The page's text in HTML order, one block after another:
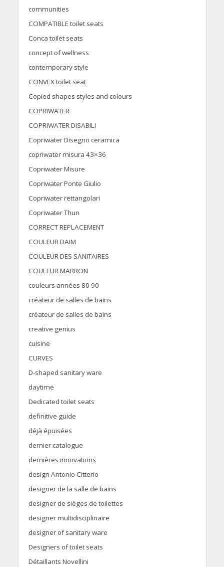
communities
COMPATIBLE toilet seats
Conca toilet seats
concept of wellness
contemporary style
CONVEX toilet seat
Copied shapes styles and colours
COPRIWATER
COPRIWATER DISABILI
Copriwater Disegno ceramica
copriwater misura 43×36
Copriwater Misure
Copriwater Ponte Giulio
Copriwater rettangolari
Copriwater Thun
CORRECT REPLACEMENT
COULEUR DAIM
COULEUR DES SANITAIRES
COULEUR MARRON
couleurs années 80 90
créateur de salles de bains
créateur de salles de bains
creative genius
cuisine
CURVES
D-shaped sanitary ware
daytime
Dedicated toilet seats
definitive guide
déjà épuisées
dernier catalogue
dernières innovations
design Antonio Citterio
designer de la salle de bains
designer de sièges de toilettes
designer multidisciplinaire
designer of sanitary ware
Designers of toilet seats
Détaillants Novellini